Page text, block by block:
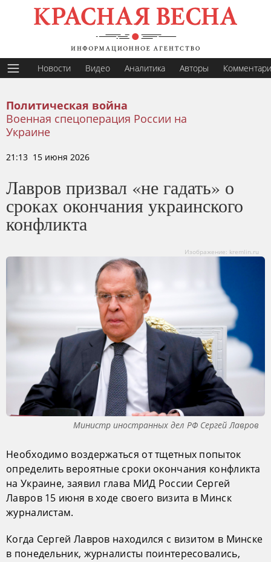
Новости Видео Аналитика Авторы
Политическая война
Военная спецоперация России на
Украине
21:13 15 июня 2026
Лавров призвал «не гадать» о
сроках окончания украинского
конфликта
Изображение: kremlin.ru
Министр иностранных дел РФ Сергей Лавров
Необходимо воздержаться от тщетных попыток
определить вероятные сроки окончания конфликта
на Украине, заявил глава МИД России Сергей
Лавров 15 июня в ходе своего визита в Минск
журналистам.
Когда Сергей Лавров находился с визитом в Минске
в понедельник, журналисты поинтересовались,